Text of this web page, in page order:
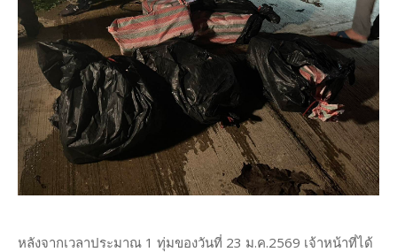
หลังจากเวลาประมาณ 1 ทุ่มของวันที่ 23 ม.ค.2569 เจ้าหน้าที่ได้